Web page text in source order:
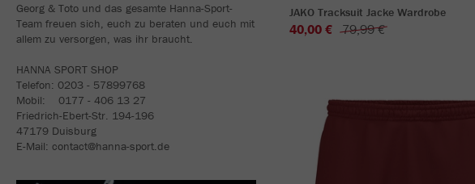
Georg & Toto und das gesamte Hanna-Sport-
Team freuen sich, euch zu beraten und euch mit
allem zu versorgen, was ihr braucht.
HANNA SPORT SHOP
Telefon: 0203 - 57899768
Mobil: 0177 - 406 13 27
Friedrich-Ebert-Str. 194-196
47179 Duisburg
E-Mail: contact@hanna-sport.de
JAKO Tracksuit Jacke Wardrobe
40,00 € 79,99 €